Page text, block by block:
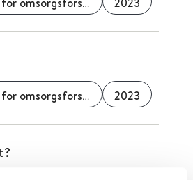
Senter for omsorgsforskning 2023